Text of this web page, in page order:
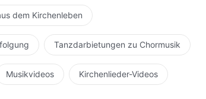
dem Kirchenleben
Tanzdarbietungen zu Chormusik
Musikvideos Kirchenlieder-Videos